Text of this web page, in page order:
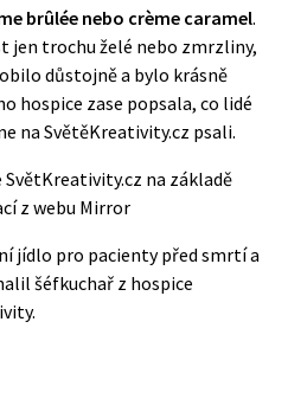
brûlée nebo crème caramel.
jen trochu želé nebo zmrzliny,
důstojně a bylo krásně
hospice zase popsala, co lidé
na SvětěKreativity.cz psali.
na základě
z webu Mirror
jídlo pro pacienty před smrtí a
šéfkuchař z hospice
.